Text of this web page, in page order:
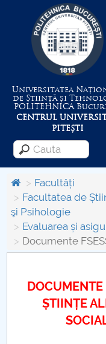
Universitatea
de Știință și
POLITEHNICA
CENTRUL
PITEȘTI
Menu
Despre Universitate
Centrul de
Nr. de telefon si
Facultăți
Facultatea de
şi Psihologie
Evaluarea și
Documente
DOCUMENTE
ȘTIINȚE